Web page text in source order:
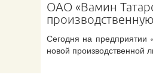
ОАО «Вамин
Сегодня на
новой производственной